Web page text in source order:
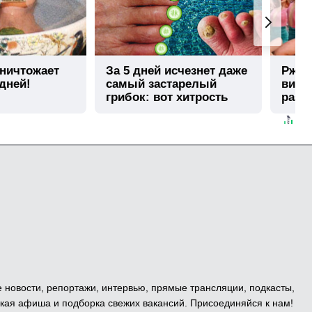
За 5 дней исчезнет даже
самый застарелый
грибок: вот хитрость
Ржу
раз
репортажи, интервью, прямые трансляции, подкасты,
афиша и подборка свежих вакансий. Присоединяйся к нам!